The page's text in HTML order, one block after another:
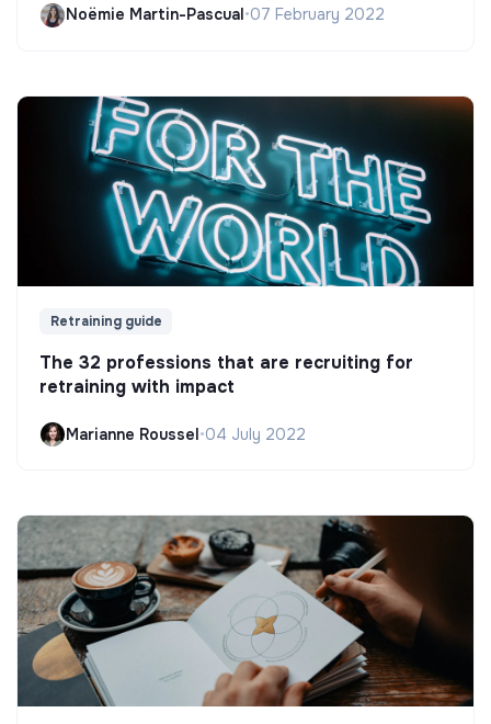
Noëmie Martin-Pascual•07 February 2022
Retraining guide
The 32 professions that are recruiting for
retraining with impact
Marianne Roussel•04 July 2022